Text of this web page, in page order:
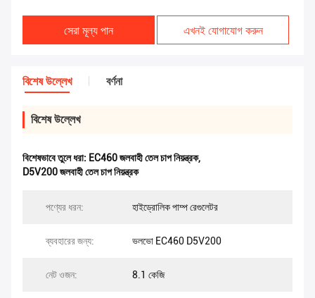
সেরা মূল্য পান এখনই যোগাযোগ করুন
বিশেষ উল্লেখ বর্ণনা
বিশেষ উল্লেখ
বিশেষভাবে তুলে ধরা: EC460 জলবাহী তেল চাপ নিয়ন্ত্রক,
D5V200 জলবাহী তেল চাপ নিয়ন্ত্রক
পণ্যের ধরন: হাইড্রোলিক পাম্প রেগুলেটর
ব্যবহারের জন্য: ভলভো EC460 D5V200
নেট ওজন: 8.1 কেজি